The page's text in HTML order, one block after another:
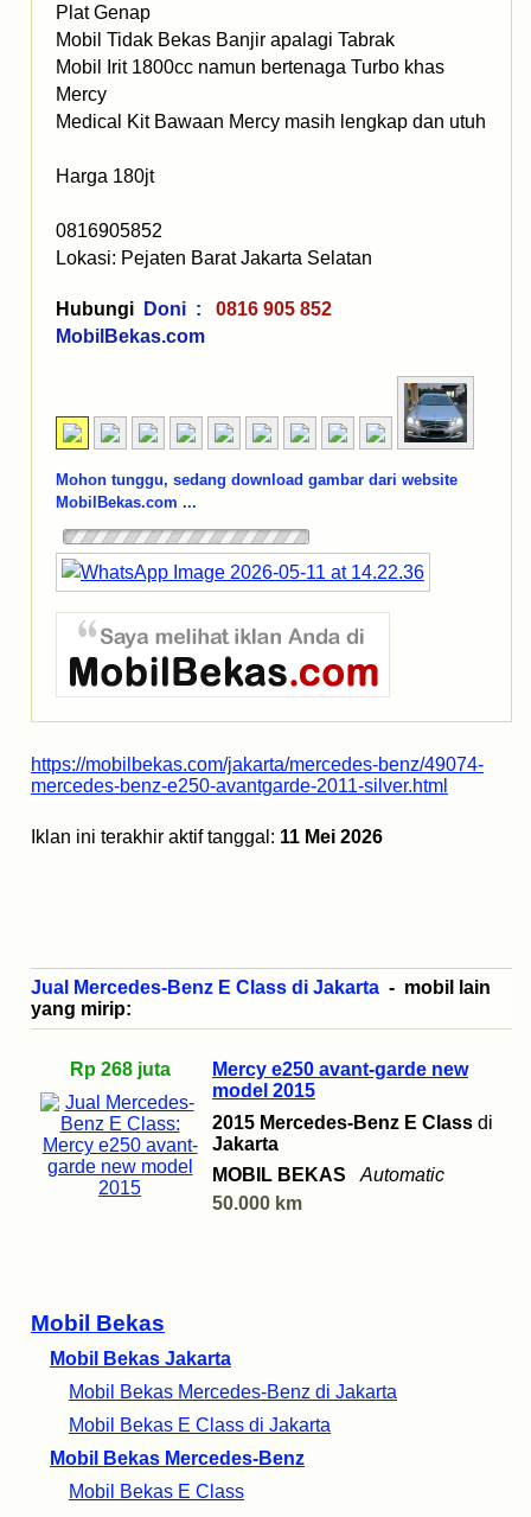
Mobil Bekas
Mobil Bekas Jakarta
Mobil Bekas Mercedes-Benz di Jakarta
Mobil Bekas E Class di Jakarta
Mobil Bekas Mercedes-Benz
Mobil Bekas E Class
Plat Genap
Mobil Tidak Bekas Banjir apalagi Tabrak
Mobil Irit 1800cc namun bertenaga Turbo khas
Mercy
Medical Kit Bawaan Mercy masih lengkap dan utuh
Harga 180jt
0816905852
Lokasi: Pejaten Barat Jakarta Selatan
Hubungi Doni :
0816 905 852
MobilBekas.com
Mohon tunggu, sedang download gambar dari website
MobilBekas.com ...
https://mobilbekas.com/jakarta/mercedes-benz/49074-
mercedes-benz-e250-avantgarde-2011-silver.html
Iklan ini terakhir aktif tanggal: 11 Mei 2026
Jual Mercedes-Benz E Class di Jakarta - mobil lain
yang mirip:
Rp 268 juta
Mercy e250 avant-garde new
model 2015
2015 Mercedes-Benz E Class di
Jakarta
MOBIL BEKAS
Automatic
50.000 km